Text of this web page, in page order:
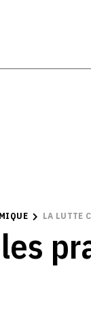
LA LUTTE